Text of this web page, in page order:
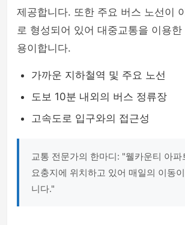
제공합니다. 또한 주요 버스 노선이
로 형성되어 있어 대중교통을 이용
용이합니다.
가까운 지하철역 및 주요 노선
도보 10분 내외의 버스 정류장
고속도로 입구와의 접근성
교통 전문가의 한마디: "웰카운티 아파
요충지에 위치하고 있어 매일의 이동
니다."